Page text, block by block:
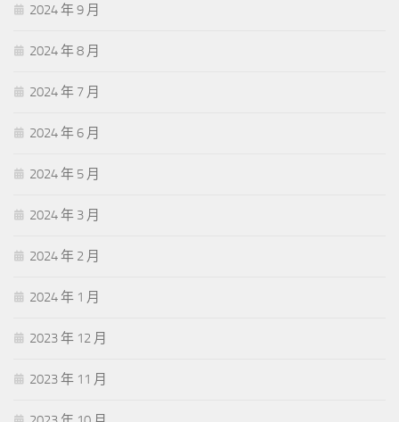
2024 年 9 月
2024 年 8 月
2024 年 7 月
2024 年 6 月
2024 年 5 月
2024 年 3 月
2024 年 2 月
2024 年 1 月
2023 年 12 月
2023 年 11 月